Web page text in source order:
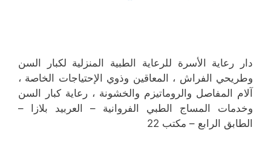
دار رعاية الأسرة للرعاية الطبية المنزلية لكبار السن
وطريحي الفراش ، المعاقين وذوي الإحتياجات الخاصة ،
آلام المفاصل والروماتيزم والخشونة ، رعاية كبار السن
وخدمات المساج الطبي الفروانية – العربيد بلازا –
الطابق الرابع – مكتب 22